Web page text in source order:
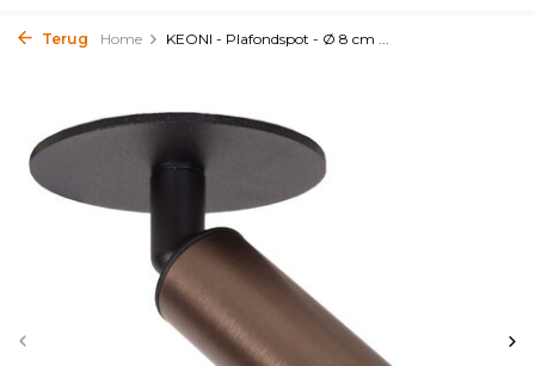
Terug Home KEONI - Plafondspot - Ø 8 cm ...